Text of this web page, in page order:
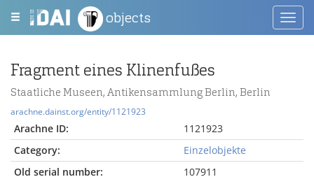
objects
Fragment eines Klinenfußes
Staatliche Museen, Antikensammlung Berlin, Berlin
arachne.dainst.org/entity/1121923
Arachne ID:
1121923
Category:
Einzelobjekte
Old serial number:
107911